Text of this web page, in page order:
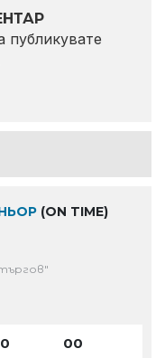
публикувате
(ON TIME)
00